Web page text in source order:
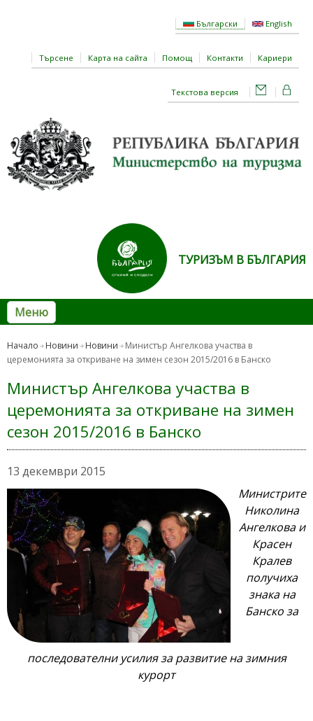
Български English
Търсене Карта на сайта Помощ Контакти Кариери
Текстова версия
ТУРИЗЪМ В БЪЛГАРИЯ
Меню
Начало Новини Новини
Министър Ангелкова участва в
церемонията за откриване на зимен сезон 2015/2016 в Банско
Министър Ангелкова участва в
церемонията за откриване на зимен
сезон 2015/2016 в Банско
13 декември 2015
Министрите
Николина
Ангелкова и
Красен
Кралев
получиха
знака на
Банско за
последователни усилия за развитие на зимния
курорт